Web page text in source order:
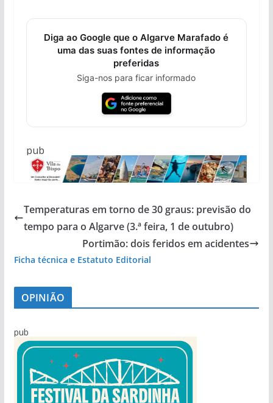
Diga ao Google que o Algarve Marafado é
uma das suas fontes de informação
preferidas
Siga-nos para ficar informado
pub
Temperaturas em torno de 30 graus: previsão do
tempo para o Algarve (3.ª feira, 1 de outubro)
Portimão: dois feridos em acidentes
Ficha técnica e Estatuto Editorial
OPINIÃO
pub